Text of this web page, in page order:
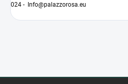
024 - Info@palazzorosa.eu